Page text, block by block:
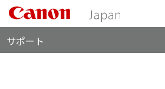
サポート